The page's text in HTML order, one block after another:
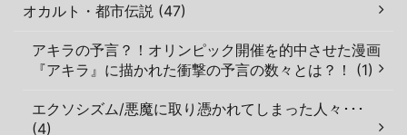
オカルト・都市伝説 (47)
アキラの予言？！オリンピック開催を的中させた漫画
『アキラ』に描かれた衝撃の予言の数々とは？！ (1)
エクソシズム/悪魔に取り憑かれてしまった人々･･･
(4)